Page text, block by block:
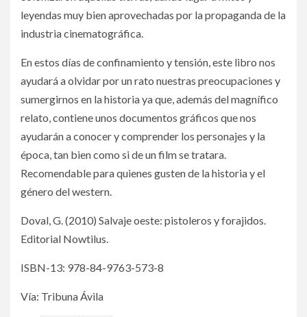
leyendas muy bien aprovechadas por la propaganda de la
industria cinematográfica.
En estos días de confinamiento y tensión, este libro nos
ayudará a olvidar por un rato nuestras preocupaciones y
sumergirnos en la historia ya que, además del magnífico
relato, contiene unos documentos gráficos que nos
ayudarán a conocer y comprender los personajes y la
época, tan bien como si de un film se tratara.
Recomendable para quienes gusten de la historia y el
género del western.
Doval, G. (2010) Salvaje oeste: pistoleros y forajidos.
Editorial Nowtilus.
ISBN-13: 978-84-9763-573-8
Vía: Tribuna Ávila